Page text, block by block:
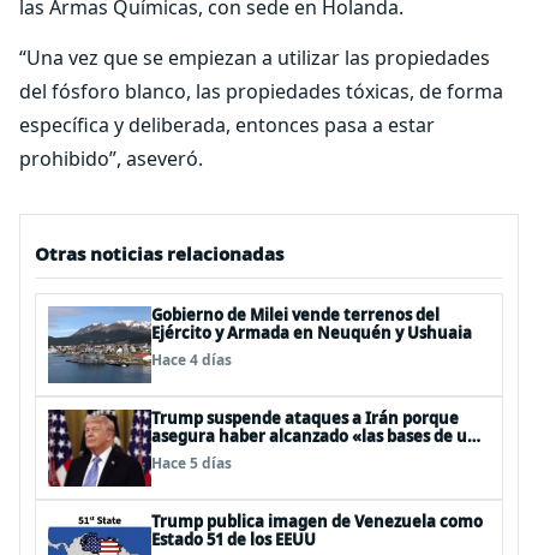
las Armas Químicas, con sede en Holanda.
“Una vez que se empiezan a utilizar las propiedades
del fósforo blanco, las propiedades tóxicas, de forma
específica y deliberada, entonces pasa a estar
prohibido”, aseveró.
Otras noticias relacionadas
Gobierno de Milei vende terrenos del
Ejército y Armada en Neuquén y Ushuaia
Hace 4 días
Trump suspende ataques a Irán porque
asegura haber alcanzado «las bases de un
acuerdo»
Hace 5 días
Trump publica imagen de Venezuela como
Estado 51 de los EEUU